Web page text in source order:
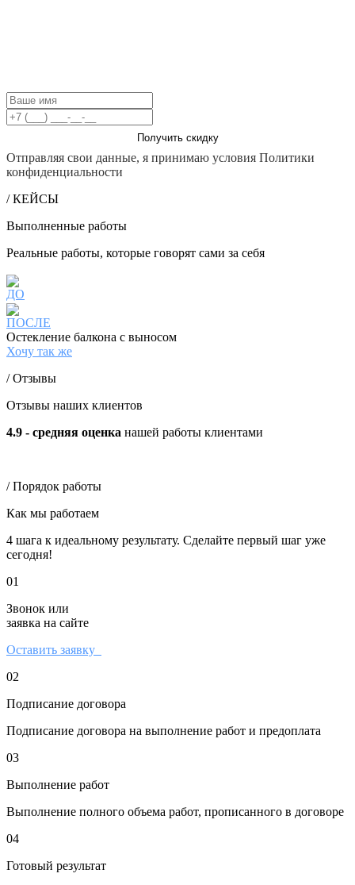
Получить скидку
Отправляя свои данные, я принимаю условия Политики
конфиденциальности
/ КЕЙСЫ
Выполненные работы
Реальные работы, которые говорят сами за себя
ДО
ПОСЛЕ
Остекление балкона с выносом
Хочу так же
/ Отзывы
Отзывы наших клиентов
4.9 - средняя оценка нашей работы клиентами
/ Порядок работы
Как мы работаем
4 шага к идеальному результату. Сделайте первый шаг уже
сегодня!
01
Звонок или
заявка на сайте
Оставить заявку
02
Подписание договора
Подписание договора на выполнение работ и предоплата
03
Выполнение работ
Выполнение полного объема работ, прописанного в договоре
04
Готовый результат